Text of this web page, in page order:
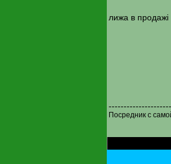
лижа в продажі
Посредник с